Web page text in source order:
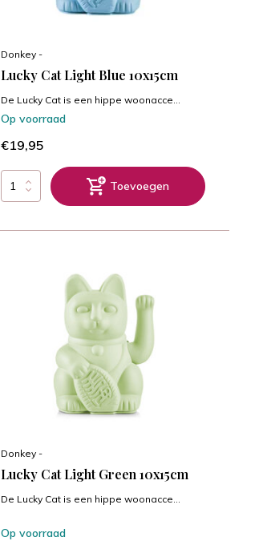
Donkey -
Lucky Cat Light Blue 10x15cm
De Lucky Cat is een hippe woonacce...
Op voorraad
€19,95
Toevoegen
Donkey -
Lucky Cat Light Green 10x15cm
De Lucky Cat is een hippe woonacce...
Op voorraad